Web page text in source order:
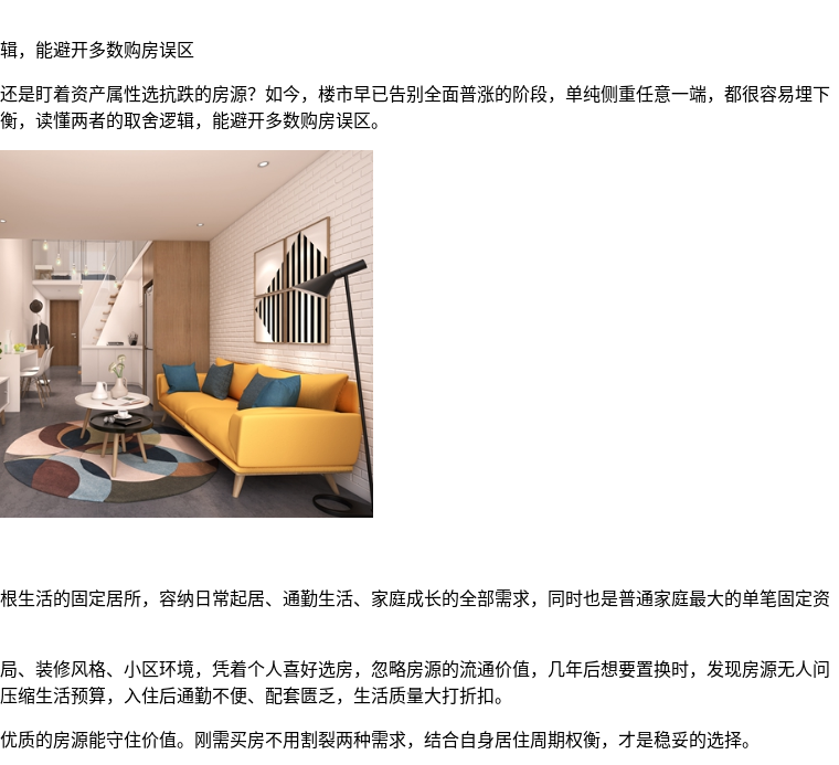
，能避开多数购房误区
盯着资产属性选抗跌的房源？如今，楼市早已告别全面普涨的阶段，单纯侧重任意一端，都很容易埋下
，读懂两者的取舍逻辑，能避开多数购房误区。
活的固定居所，容纳日常起居、通勤生活、家庭成长的全部需求，同时也是普通家庭最大的单笔固定资
装修风格、小区环境，凭着个人喜好选房，忽略房源的流通价值，几年后想要置换时，发现房源无人问
生活预算，入住后通勤不便、配套匮乏，生活质量大打折扣。
房源能守住价值。刚需买房不用割裂两种需求，结合自身居住周期权衡，才是稳妥的选择。